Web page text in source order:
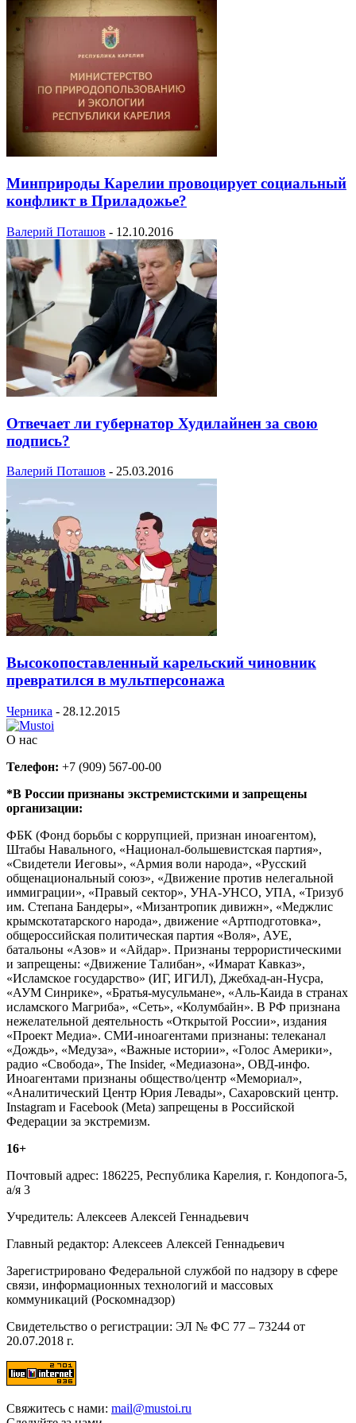
Минприроды Карелии провоцирует социальный
конфликт в Приладожье?
Валерий Поташов - 12.10.2016
Отвечает ли губернатор Худилайнен за свою
подпись?
Валерий Поташов - 25.03.2016
Высокопоставленный карельский чиновник
превратился в мультперсонажа
Черника - 28.12.2015
О нас
Телефон: +7 (909) 567-00-00
*В России признаны экстремистскими и запрещены
организации:
ФБК (Фонд борьбы с коррупцией, признан иноагентом),
Штабы Навального, «Национал-большевистская партия»,
«Свидетели Иеговы», «Армия воли народа», «Русский
общенациональный союз», «Движение против нелегальной
иммиграции», «Правый сектор», УНА-УНСО, УПА, «Тризуб
им. Степана Бандеры», «Мизантропик дивижн», «Меджлис
крымскотатарского народа», движение «Артподготовка»,
общероссийская политическая партия «Воля», АУЕ,
батальоны «Азов» и «Айдар». Признаны террористическими
и запрещены: «Движение Талибан», «Имарат Кавказ»,
«Исламское государство» (ИГ, ИГИЛ), Джебхад-ан-Нусра,
«АУМ Синрике», «Братья-мусульмане», «Аль-Каида в странах
исламского Магриба», «Сеть», «Колумбайн». В РФ признана
нежелательной деятельность «Открытой России», издания
«Проект Медиа». СМИ-иноагентами признаны: телеканал
«Дождь», «Медуза», «Важные истории», «Голос Америки»,
радио «Свобода», The Insider, «Медиазона», ОВД-инфо.
Иноагентами признаны общество/центр «Мемориал»,
«Аналитический Центр Юрия Левады», Сахаровский центр.
Instagram и Facebook (Metа) запрещены в Российской
Федерации за экстремизм.
16+
Почтовый адрес: 186225, Республика Карелия, г. Кондопога-5,
а/я 3
Учредитель: Алексеев Алексей Геннадьевич
Главный редактор: Алексеев Алексей Геннадьевич
Зарегистрировано Федеральной службой по надзору в сфере
связи, информационных технологий и массовых
коммуникаций (Роскомнадзор)
Свидетельство о регистрации: ЭЛ № ФС 77 – 73244 от
20.07.2018 г.
Свяжитесь с нами: mail@mustoi.ru